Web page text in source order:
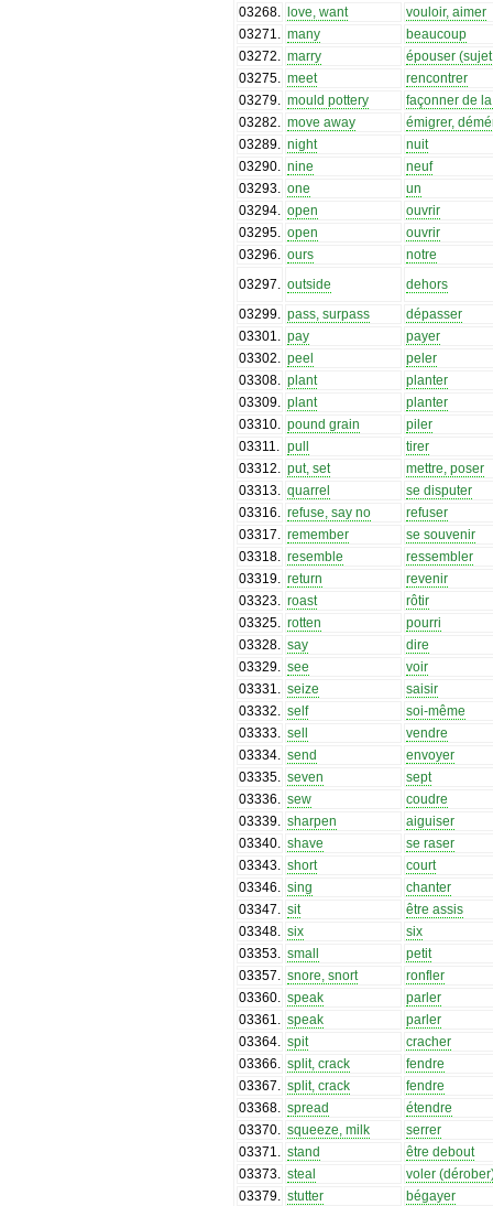
03268
love, want
vouloir, aimer
03271
many
beaucoup
03272
marry
épouser
03275
meet
rencontrer
03279
mould pottery
façonner de
03282
move away
émigrer,
03289
night
nuit
03290
nine
neuf
03293
one
un
03294
open
ouvrir
03295
open
ouvrir
03296
ours
notre
03297
outside
dehors
03299
pass, surpass
dépasser
03301
pay
payer
03302
peel
peler
03308
plant
planter
03309
plant
planter
03310
pound grain
piler
03311
pull
tirer
03312
put, set
mettre, poser
03313
quarrel
se disputer
03316
refuse, say no
refuser
03317
remember
se souvenir
03318
resemble
ressembler
03319
return
revenir
03323
roast
rôtir
03325
rotten
pourri
03328
say
dire
03329
see
voir
03331
seize
saisir
03332
self
soi-même
03333
sell
vendre
03334
send
envoyer
03335
seven
sept
03336
sew
coudre
03339
sharpen
aiguiser
03340
shave
se raser
03343
short
court
03346
sing
chanter
03347
sit
être assis
03348
six
six
03353
small
petit
03357
snore, snort
ronfler
03360
speak
parler
03361
speak
parler
03364
spit
cracher
03366
split, crack
fendre
03367
split, crack
fendre
03368
spread
étendre
03370
squeeze, milk
serrer
03371
stand
être debout
03373
steal
voler
03379
stutter bégayer